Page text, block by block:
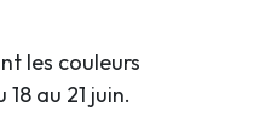
les couleurs
au 21 juin.